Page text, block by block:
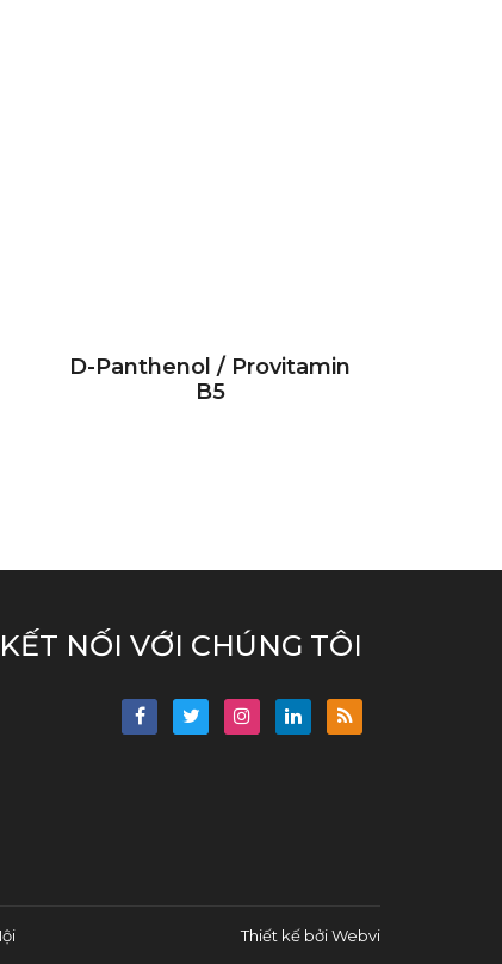
D-Panthenol / Provitamin
B5
KẾT NỐI VỚI CHÚNG TÔI
Thiết kế bởiWebvi